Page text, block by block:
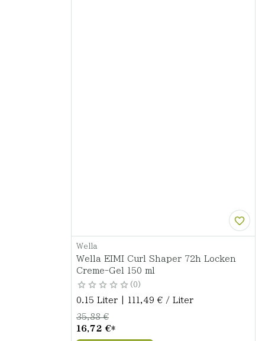
Wella
Wella EIMI Curl Shaper 72h Locken
Creme-Gel 150 ml
0
0.15 Liter | 111,49 € / Liter
16,72 €*
35,88 €